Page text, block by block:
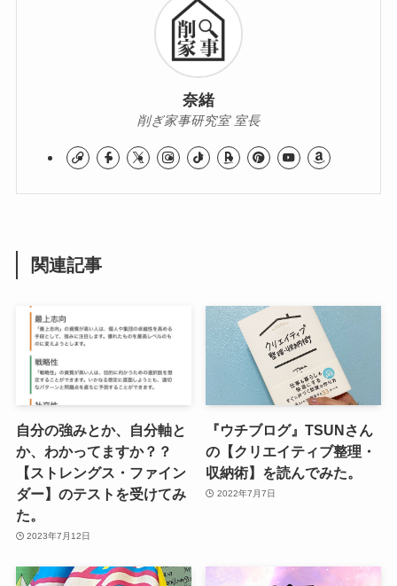
奈緒
削ぎ家事研究室 室長
関連記事
自分の強みとか、自分軸と
か、わかってますか？？
【ストレングス・ファイン
ダー】のテストを受けてみ
た。
2023年7月12日
『ウチブログ』TSUNさん
の【クリエイティブ整理・
収納術】を読んでみた。
2022年7月7日